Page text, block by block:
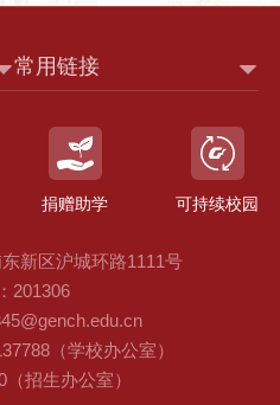
新区沪城环路1111号
201306
（学校办公室）
招生办公室）
常用链接
捐赠助学 可持续校园